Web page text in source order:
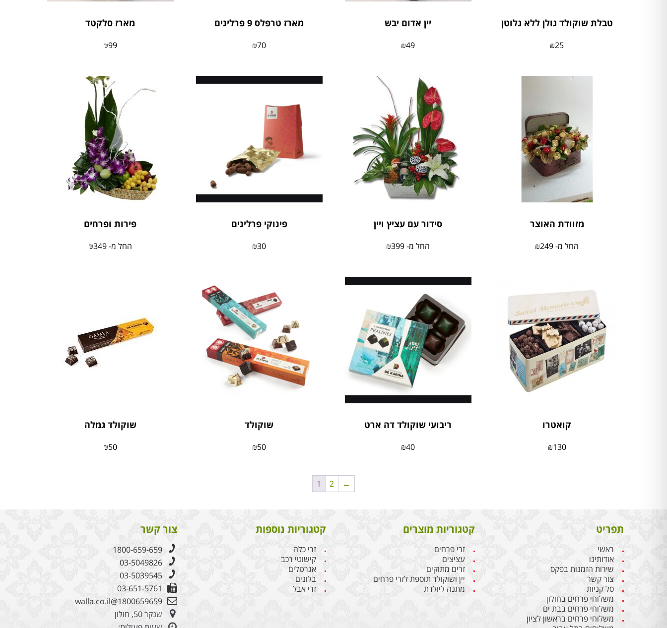
טבלת שוקולד גולן ללא גלוטן
₪25
יין אדום יבש
₪49
מארז טרפלס 9 פרלינים
₪70
מארז סלקטד
₪99
מזוודת האוצר
החל מ- ₪249
סידור עם עציץ ויין
החל מ- ₪399
פינוקי פרלינים
₪30
פירות ופרחים
החל מ- ₪349
קואטרו
₪130
ריבועי שוקולד דה ארט
₪40
שוקולד
₪50
שוקולד גמלה
₪50
1 2 ←
תפריט
ראשי
אודותינו
שירות הזמנות בפקס
צור קשר
סל קניות
משלוחי פרחים בחולון
משלוחי פרחים בבת ים
משלוחי פרחים בראשון לציון
קטגוריות מוצרים
זרי פרחים
עציצים
זרים מתוקים
יין ושוקולד תוספת לזרי פרחים
מתנה ליולדת
קטגוריות נוספות
זרי כלה
קישוטי רכב
אגרטלים
בלונים
זרי אבל
צור קשר
1800-659-659
03-5049826
03-5039545
03-651-5761
1800659659@walla.co.il
שנקר 50, חולון